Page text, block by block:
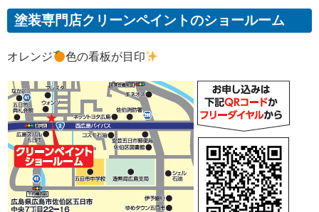
塗装専門店クリーンペイントのショールーム
オレンジ 色の看板が目印